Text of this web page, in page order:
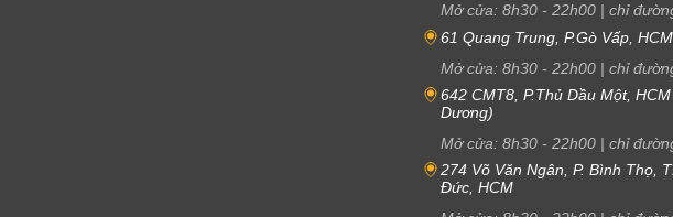
Mở cửa: 8h30 - 22h00 | chỉ
61 Quang Trung, P.Gò Vấp, HCM
Mở cửa: 8h30 - 22h00 | chỉ
642 CMT8, P.Thủ Dầu Một,
Dương)
Mở cửa: 8h30 - 22h00 | chỉ
274 Võ Văn Ngân, P. Bình Thọ,
Đức, HCM